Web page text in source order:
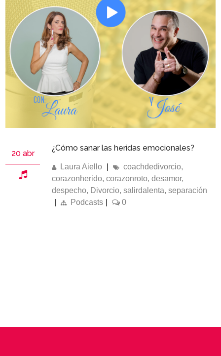
20 abr
¿Cómo sanar las heridas emocionales?
Laura Aiello coachdedivorcio,
corazonherido,corazonroto,desamor,
despecho, Divorcio,salirdalenta,separación
Podcasts 0